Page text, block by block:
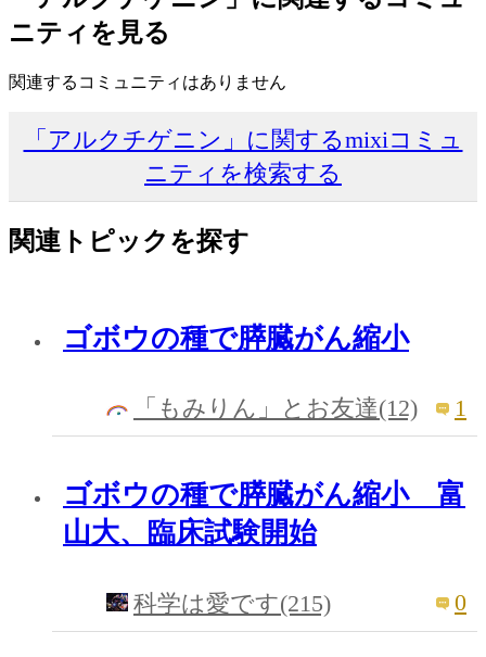
ニティを見る
関連するコミュニティはありません
「アルクチゲニン」に関するmixiコミュ
ニティを検索する
関連トピックを探す
ゴボウの種で膵臓がん縮小
「もみりん」とお友達(12) 1
ゴボウの種で膵臓がん縮小 富
山大、臨床試験開始
科学は愛です(215) 0